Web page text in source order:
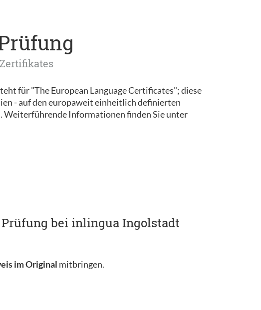
für "The European Language Certificates"; diese
- auf den europaweit einheitlich definierten
Weiterführende Informationen finden Sie unter
bei inlingua Ingolstadt
im Original mitbringen.